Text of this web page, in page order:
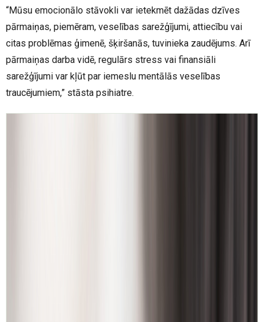
“Mūsu emocionālo stāvokli var ietekmēt dažādas dzīves
pārmaiņas, piemēram, veselības sarežģījumi, attiecību vai
citas problēmas ģimenē, šķiršanās, tuvinieka zaudējums. Arī
pārmaiņas darba vidē, regulārs stress vai finansiāli
sarežģījumi var kļūt par iemeslu mentālās veselības
traucējumiem,” stāsta psihiatre.